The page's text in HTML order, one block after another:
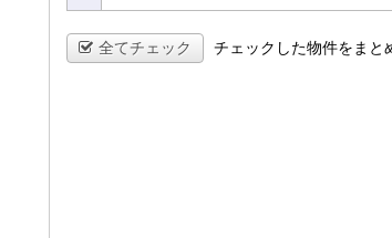
全てチェック チェックした物件をまと